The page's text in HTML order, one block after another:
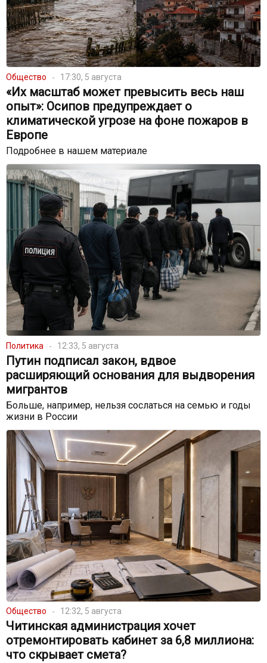
Общество 17:30, 5 августа
«Их масштаб может превысить весь наш
опыт»: Осипов предупреждает о
климатической угрозе на фоне пожаров в
Европе
Подробнее в нашем материале
Политика 12:33, 5 августа
Путин подписал закон, вдвое
расширяющий основания для выдворения
мигрантов
Больше, например, нельзя сослаться на семью и годы
жизни в России
Общество 12:32, 5 августа
Читинская администрация хочет
отремонтировать кабинет за 6,8 миллиона:
что скрывает смета?